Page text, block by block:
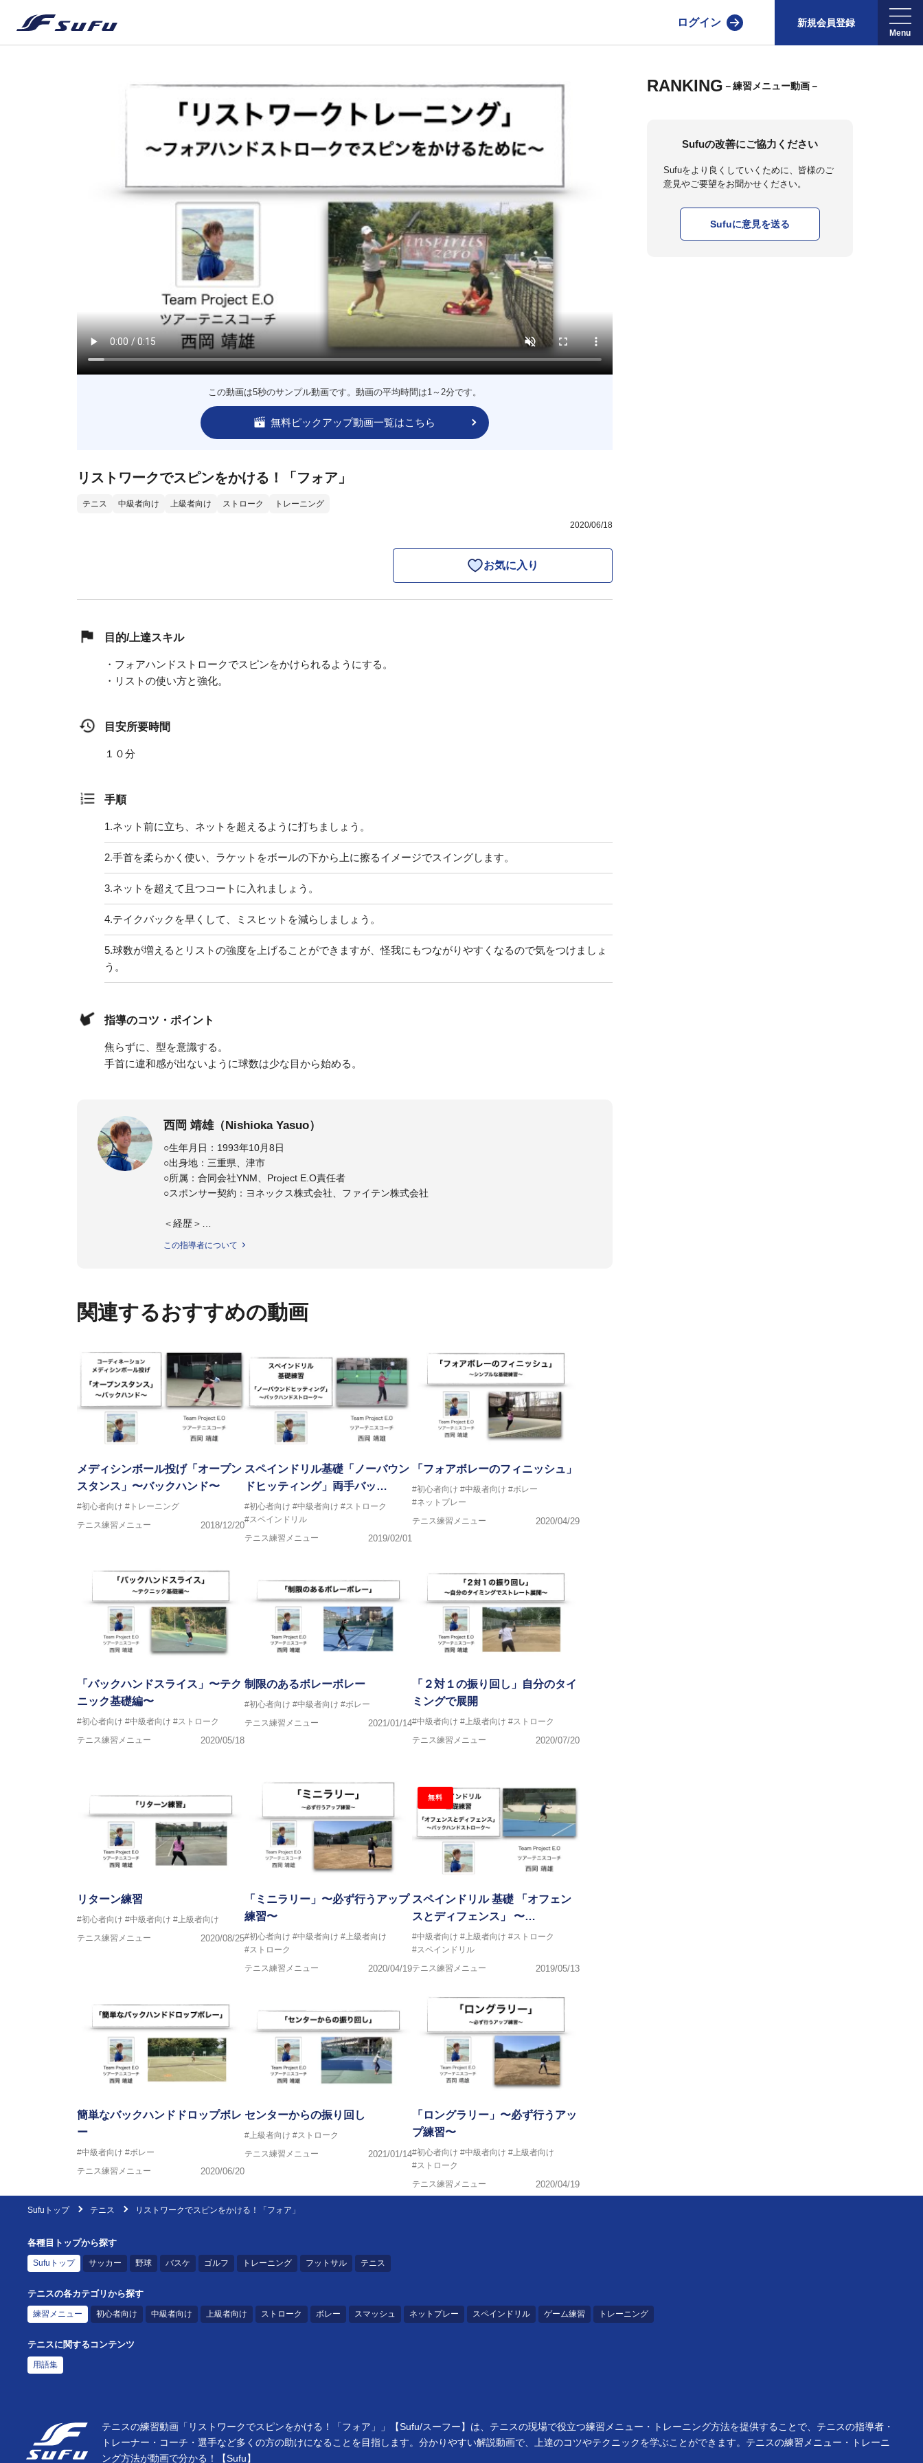
ログイン 新規会員登録
この動画は5秒のサンプル動画です。動画の平均時間は1～2分です。
無料ピックアップ動画一覧はこちら
リストワークでスピンをかける！「フォア」
テニス 中級者向け 上級者向け ストローク トレーニング
2020/06/18
お気に入り
目的/上達スキル
・フォアハンドストロークでスピンをかけられるようにする。
・リストの使い方と強化。
目安所要時間
１０分
手順
1.ネット前に立ち、ネットを超えるように打ちましょう。
2.手首を柔らかく使い、ラケットをボールの下から上に擦るイメージでスイングします。
3.ネットを超えて且つコートに入れましょう。
4.テイクバックを早くして、ミスヒットを減らしましょう。
5.球数が増えるとリストの強度を上げることができますが、怪我にもつながりやすくなるので気をつけましょ
う。
指導のコツ・ポイント
焦らずに、型を意識する。
手首に違和感が出ないように球数は少な目から始める。
西岡 靖雄（Nishioka Yasuo）
○生年月日：1993年10月8日
○出身地：三重県、津市
○所属：合同会社YNM、Project E.O責任者
○スポンサー契約：ヨネックス株式会社、ファイテン株式会社
＜経歴＞
める。また、元WTAランキング2位でグランドスラム優勝者、Svetlana Kuznetsovaのコーチを務め
現在は東京を拠点にツアーコーチ、及び、選手のマネージメントをメインとしたチーム「Project E.
O」を立ち上げ、選手と共にプロツアーを転戦している。
この指導者について
関連するおすすめの動画
メディシンボール投げ「オープン
スタンス」〜バックハンド〜
#初心者向け #トレーニング
テニス練習メニュー
2018/12/20
スペインドリル基礎「ノーバウン
ドヒッティング」両手バッ…
#初心者向け #中級者向け #ストローク
#スペインドリル
テニス練習メニュー
2019/02/01
「フォアボレーのフィニッシュ」
#初心者向け #中級者向け #ボレー
#ネットプレー
テニス練習メニュー
2020/04/29
「バックハンドスライス」〜テク
ニック基礎編〜
#初心者向け #中級者向け #ストローク
テニス練習メニュー
2020/05/18
制限のあるボレーボレー
#初心者向け #中級者向け #ボレー
テニス練習メニュー
2021/01/14
「２対１の振り回し」自分のタイ
ミングで展開
#中級者向け #上級者向け #ストローク
テニス練習メニュー
2020/07/20
リターン練習
#初心者向け #中級者向け #上級者向け
テニス練習メニュー
2020/08/25
「ミニラリー」〜必ず行うアップ
練習〜
#初心者向け #中級者向け #上級者向け
#ストローク
テニス練習メニュー
2020/04/19
無料
スペインドリル 基礎 「オフェン
スとディフェンス」 〜…
#中級者向け #上級者向け #ストローク
#スペインドリル
テニス練習メニュー
2019/05/13
簡単なバックハンドドロップボレ
ー
#中級者向け #ボレー
テニス練習メニュー
2020/06/20
センターからの振り回し
#上級者向け #ストローク
テニス練習メニュー
2021/01/14
「ロングラリー」〜必ず行うアッ
プ練習〜
#初心者向け #中級者向け #上級者向け
#ストローク
テニス練習メニュー
2020/04/19
RANKING －練習メニュー動画－
Sufuの改善にご協力ください
Sufuをより良くしていくために、皆様のご
意見やご要望をお聞かせください。
Sufuに意見を送る
Sufuトップ テニス リストワークでスピンをかける！「フォア」
各種目トップから探す
Sufuトップ サッカー 野球 バスケ ゴルフ トレーニング フットサル テニス
テニスの各カテゴリから探す
練習メニュー 初心者向け 中級者向け 上級者向け ストローク ボレー スマッシュ ネットプレー スペインドリル ゲーム練習 トレーニング
テニスに関するコンテンツ
用語集
テニスの練習動画「リストワークでスピンをかける！「フォア」」【Sufu/スーフー】は、テニスの現場で役立つ練習メニュー・トレーニング方法を提供することで、テニスの指導者・
トレーナー・コーチ・選手など多くの方の助けになることを目指します。分かりやすい解説動画で、上達のコツやテクニックを学ぶことができます。テニスの練習メニュー・トレーニ
ング方法が動画で分かる！【Sufu】